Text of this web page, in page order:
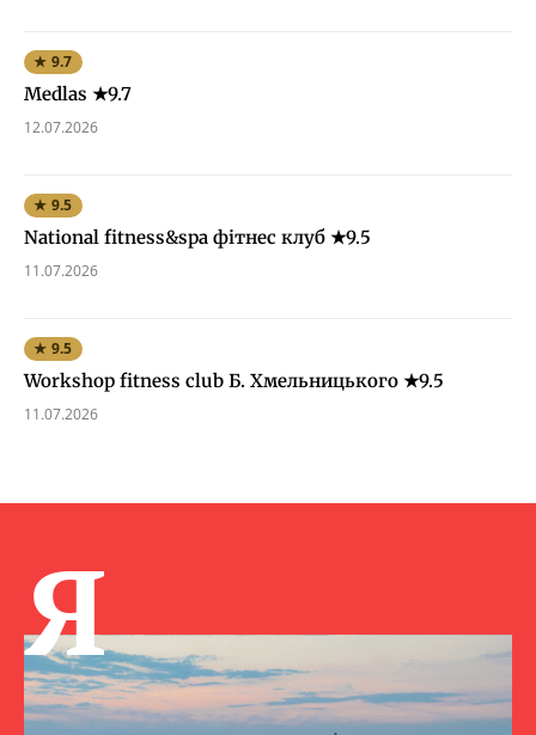
★ 9.7
Medlas ★9.7
12.07.2026
★ 9.5
National fitness&spa фітнес клуб ★9.5
11.07.2026
★ 9.5
Workshop fitness club Б. Хмельницького ★9.5
11.07.2026
Я